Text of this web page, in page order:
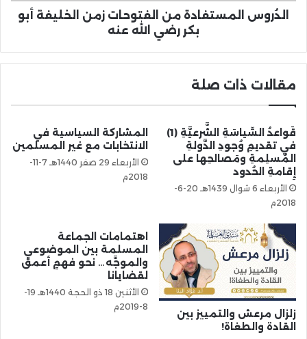
الدُروس المستفادة من الفتوحات زمن الخليفة أبو
بكر رضي الله عنه
مقالات ذات صلة
قَواعدُ السِّياسَةِ الشَّرعيَّةِ (1)
في تقديمِ وُجودِ الدَّولةِ
المُسلِمةِ ومَصالحِها على
إِقامةِ الحُدود
الأربعاء 6 شوال 1439هـ 20-6-
2018م
المشاركة السياسية في
الانتخابات مع غير المسلمين
الأربعاء 29 صفر 1440هـ 7-11-
2018م
زلزال مرعش والتمييز بين
القادة والطغاة!
اهتمامات الجماعة
المسلمة بين الموضوعي
والموجَّه… نحو فهمٍ أعمق
لقضايانا
الأثنين 18 ذو الحجة 1440هـ 19-
8-2019م